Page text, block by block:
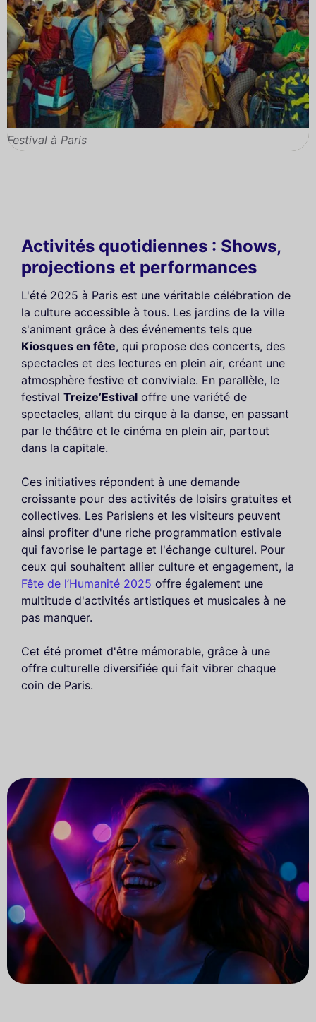
Festival à Paris
Activités quotidiennes : Shows,
projections et performances
L'été 2025 à Paris est une véritable célébration de
la culture accessible à tous. Les jardins de la ville
s'animent grâce à des événements tels que
Kiosques en fête, qui propose des concerts, des
spectacles et des lectures en plein air, créant une
atmosphère festive et conviviale. En parallèle, le
festival Treize’Estival offre une variété de
spectacles, allant du cirque à la danse, en passant
par le théâtre et le cinéma en plein air, partout
dans la capitale.
Ces initiatives répondent à une demande
croissante pour des activités de loisirs gratuites et
collectives. Les Parisiens et les visiteurs peuvent
ainsi profiter d'une riche programmation estivale
qui favorise le partage et l'échange culturel. Pour
ceux qui souhaitent allier culture et engagement, la
Fête de l’Humanité 2025 offre également une
multitude d'activités artistiques et musicales à ne
pas manquer.
Cet été promet d'être mémorable, grâce à une
offre culturelle diversifiée qui fait vibrer chaque
coin de Paris.